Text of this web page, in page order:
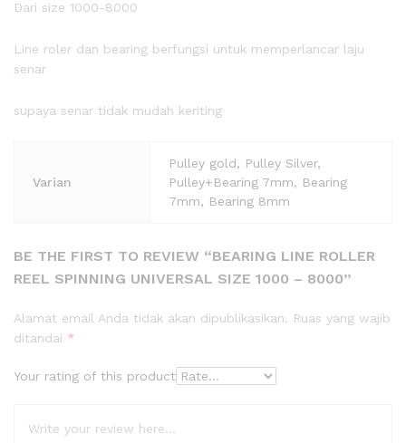
Dari size 1000-8000
Line roler dan bearing berfungsi untuk memperlancar laju
senar
supaya senar tidak mudah keriting
Varian
Pulley gold, Pulley Silver,
Pulley+Bearing 7mm, Bearing
7mm, Bearing 8mm
BE THE FIRST TO REVIEW “BEARING LINE ROLLER
REEL SPINNING UNIVERSAL SIZE 1000 – 8000”
Alamat email Anda tidak akan dipublikasikan. Ruas yang wajib
ditandai *
Your rating of this product